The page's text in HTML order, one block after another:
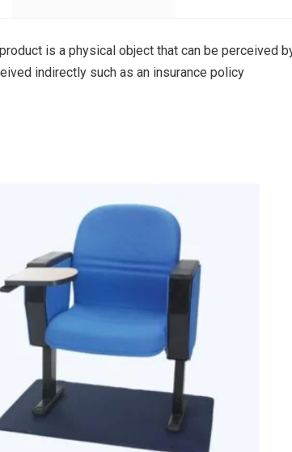
is a physical object that can be perceived
indirectly such as an insurance policy